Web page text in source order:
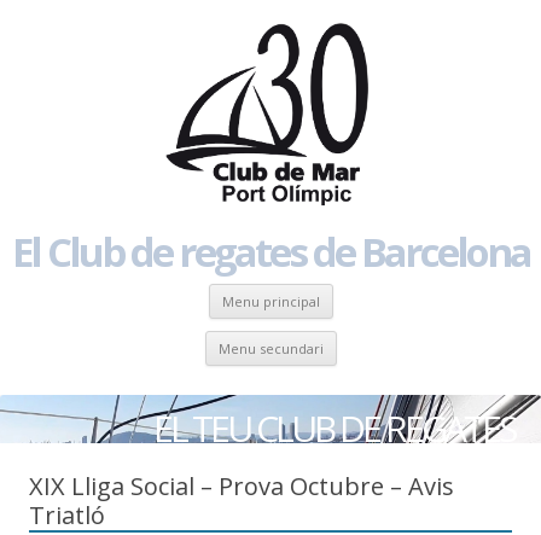
El Club de regates de Barcelona
Menu principal Skip to content
Menu secundari Skip to content
EL TEU CLUB DE REGATES
XIX Lliga Social – Prova Octubre – Avis
Triatló